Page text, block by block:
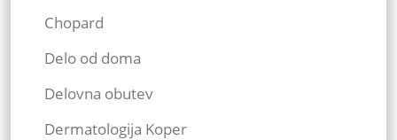
Chopard
Delo od doma
Delovna obutev
Dermatologija Koper